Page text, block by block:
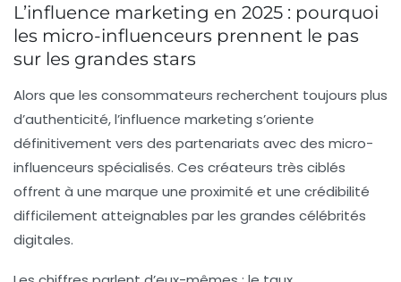
L’influence marketing en 2025 : pourquoi
les micro-influenceurs prennent le pas
sur les grandes stars
Alors que les consommateurs recherchent toujours plus
d’authenticité, l’influence marketing s’oriente
définitivement vers des partenariats avec des micro-
influenceurs spécialisés. Ces créateurs très ciblés
offrent à une marque une proximité et une crédibilité
difficilement atteignables par les grandes célébrités
digitales.